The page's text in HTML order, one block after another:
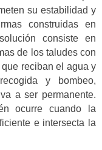
su estabilidad y
construidas en
consiste en
de los taludes con
reciban el agua y
y bombeo,
a ser permanente.
ocurre cuando la
e intersecta la